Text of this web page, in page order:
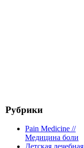
Рубрики
Pain Medicine //
Медицина боли